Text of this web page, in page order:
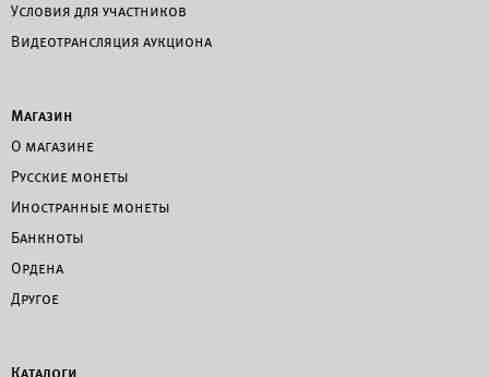
Условия для участников
Видеотрансляция аукциона
Магазин
О магазине
Русские монеты
Иностранные монеты
Банкноты
Ордена
Другое
Каталоги